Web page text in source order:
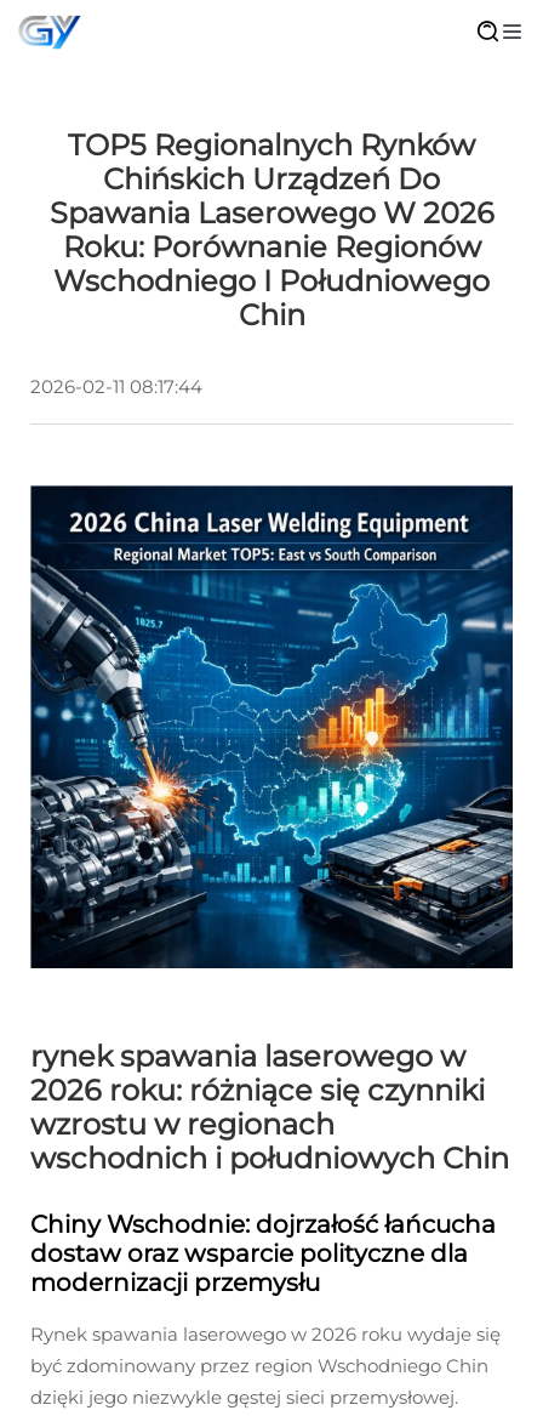
TOP5 Regionalnych Rynków
Chińskich Urządzeń Do
Spawania Laserowego W 2026
Roku: Porównanie Regionów
Wschodniego I Południowego
Chin
2026-02-11 08:17:44
rynek spawania laserowego w
2026 roku: różniące się czynniki
wzrostu w regionach
wschodnich i południowych Chin
Chiny Wschodnie: dojrzałość łańcucha
dostaw oraz wsparcie polityczne dla
modernizacji przemysłu
Rynek spawania laserowego w 2026 roku wydaje się
być zdominowany przez region Wschodniego Chin
dzięki jego niezwykle gęstej sieci przemysłowej.